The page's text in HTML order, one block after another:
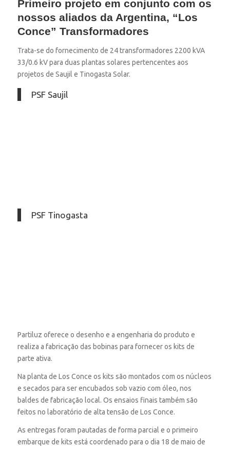
Primeiro projeto em conjunto com os
nossos aliados da Argentina, “Los
Conce” Transformadores
Trata-se do fornecimento de 24 transformadores 2200 kVA
33/0.6 kV para duas plantas solares pertencentes aos
projetos de Saujil e Tinogasta Solar.
PSF Saujil
PSF Tinogasta
Partiluz oferece o desenho e a engenharia do produto e
realiza a fabricação das bobinas para fornecer os kits de
parte ativa.
Na planta de Los Conce os kits são montados com os núcleos
e secados para ser encubados sob vazio com óleo, nos
baldes de fabricação local. Os ensaios finais também são
feitos no laboratório de alta tensão de Los Conce.
As entregas foram pautadas de forma parcial e o primeiro
embarque de kits está coordenado para o dia 18 de maio de